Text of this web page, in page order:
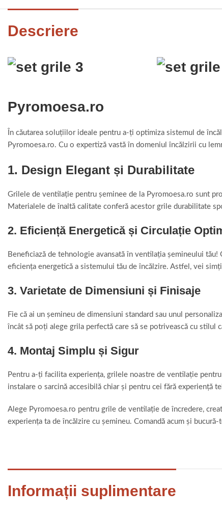
Descriere
Pyromoesa.ro
În căutarea soluțiilor ideale pentru a-ți optimiza sistemul de
Pyromoesa.ro. Cu o expertiză vastă în domeniul încălzirii cu
1. Design Elegant și Durabilitate
Grilele de ventilație pentru șeminee de la Pyromoesa.ro sunt
Materialele de înaltă calitate conferă acestor grile durabilitate
2. Eficiență Energetică și Circulație
Beneficiază de tehnologie avansată în ventilația șemineului
eficiența energetică a sistemului tău de încălzire. Astfel, vei
3. Varietate de Dimensiuni și Finisaje
Fie că ai un șemineu de dimensiuni standard sau unul
încât să poți alege grila perfectă care să se potrivească cu stilul
4. Montaj Simplu și Sigur
Pentru a-ți facilita experiența, grilele noastre de ventilație
instalare o sarcină accesibilă chiar și pentru cei fără experiență
Alege Pyromoesa.ro pentru grile de ventilație de încredere,
experiența ta de încălzire cu șemineu. Comandă acum și
Informații suplimentare